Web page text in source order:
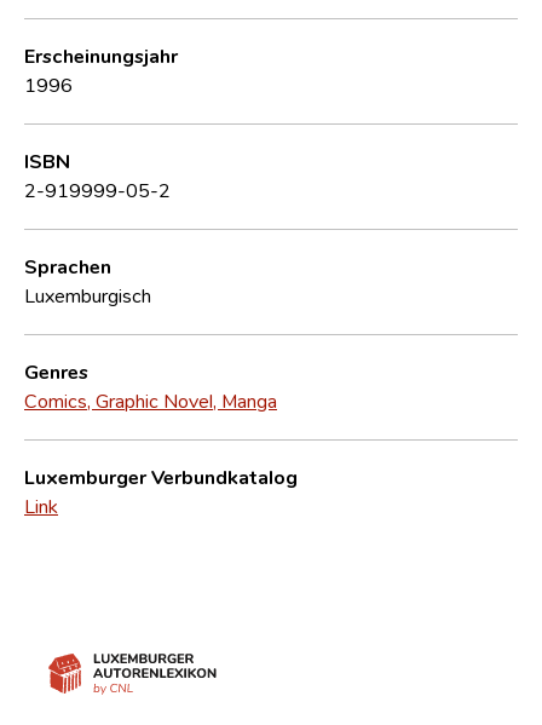
Erscheinungsjahr
1996
ISBN
2-919999-05-2
Sprachen
Luxemburgisch
Genres
Comics, Graphic Novel, Manga
Luxemburger Verbundkatalog
Link